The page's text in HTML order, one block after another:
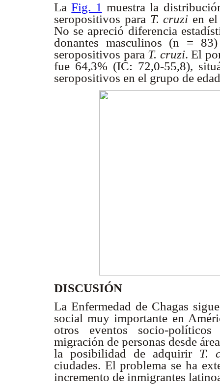
LaFig. 1 muestra la
seropositivos para T. cruzi en
No se apreció diferencia
donantes masculinos (n =
seropositivos para T. cruzi. El
fue 64,3% (IC: 72,0-55,8),
seropositivos en el grupo de
DISCUSIÓN
La Enfermedad de Chagas
social muy importante en
otros eventos socio-
migración de personas desde
la posibilidad de adquirir T.
ciudades. El problema se ha
incremento de inmigrantes